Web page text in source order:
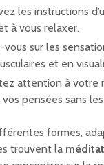
les instructions
à vous relaxer.
sur les
et en
attention à votre
pensées sans les
formes,
trouvent la